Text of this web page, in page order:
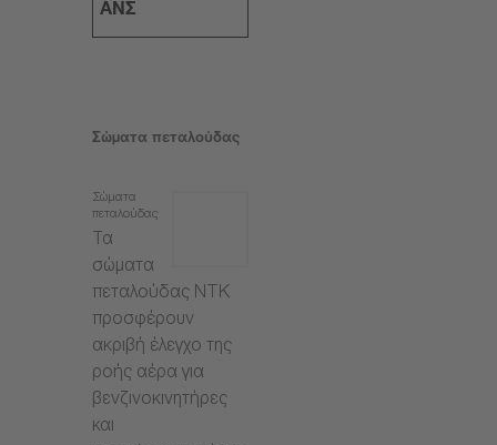
ΑΝΣ
Σώματα πεταλούδας
Σώματα
πεταλούδας
Τα
σώματα
πεταλούδας NTK
προσφέρουν
ακριβή έλεγχο της
ροής αέρα για
βενζινοκινητήρες
και